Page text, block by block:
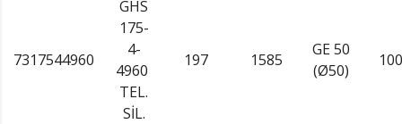
7317544960
GHS
175-
4-
4960
TEL.
SİL.
197 1585
GE 50
(Ø50)
100